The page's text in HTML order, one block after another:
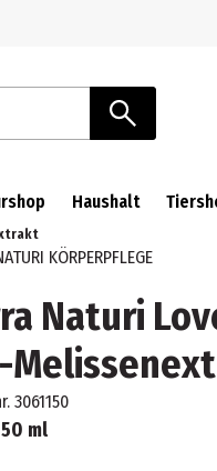
Haushalt
KÖRPERPFLEGE
Naturi
3061150
50 ml